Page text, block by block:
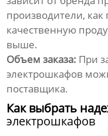
производители,
качественную
выше.
Объем заказа: При
электрошкафов
поставщика.
Как выбрать
электрошкафов